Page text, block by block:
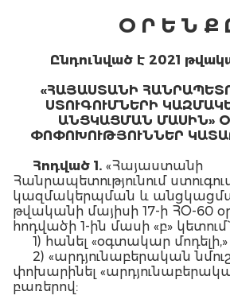
Օ Ր Ե Ն Ք
Ընդունված է 2021
«ՀԱՅԱՍՏԱՆԻ
ՍՏՈՒԳՈՒՄՆԵՐԻ
ԱՆՑԿԱՑՄԱՆ ՄԱՍԻՆ»
ՓՈՓՈԽՈՒԹՅՈՒՆՆԵՐ
Հոդված 1. «Հայաստանի
Հանրապետությունում
կազմակերպման և
թվականի մայիսի 17-ի ՀՕ-60
հոդվածի 1-ին մասի «բ» կետում`
1) հանել «օգտակար
2) «արդյունաբերական
փոխարինել
բառերով: